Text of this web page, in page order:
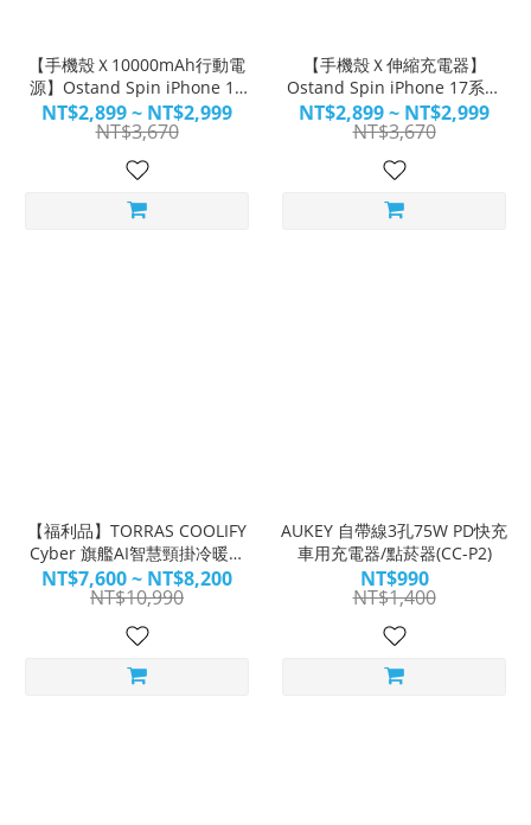
【手機殼Ｘ10000mAh行動電
源】Ostand Spin iPhone 17
系列＋保護貼＋B832
NT$2,899 ~ NT$2,999
NT$3,670
【手機殼Ｘ伸縮充電器】
Ostand Spin iPhone 17系列
＋保護貼＋Flexline 40W
NT$2,899 ~ NT$2,999
NT$3,670
【福利品】TORRAS COOLIFY
Cyber 旗艦AI智慧頸掛冷暖空
調風扇｜極地冰涼 一戴就
COOL
NT$7,600 ~ NT$8,200
NT$10,990
AUKEY 自帶線3孔75W PD快充
車用充電器/點菸器(CC-P2)
NT$990
NT$1,400